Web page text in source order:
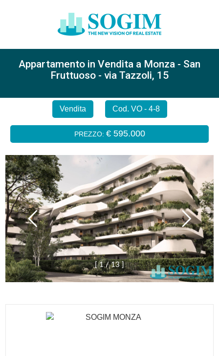
Appartamento in Vendita a Monza - San
Fruttuoso - via Tazzoli, 15
Vendita Cod. VO - 4-8
PREZZO: € 595.000
[ 1 / 13 ]